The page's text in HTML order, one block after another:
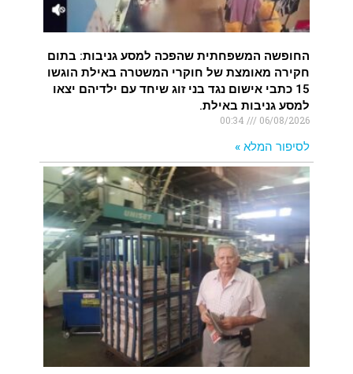
החופשה המשפחתית שהפכה למסע גניבות: בתום
חקירה מאומצת של חוקרי המשטרה באילת הוגשו
15 כתבי אישום נגד בני זוג שיחד עם ילדיהם יצאו
למסע גניבות באילת.
06/08/2026
לסיפור המלא »